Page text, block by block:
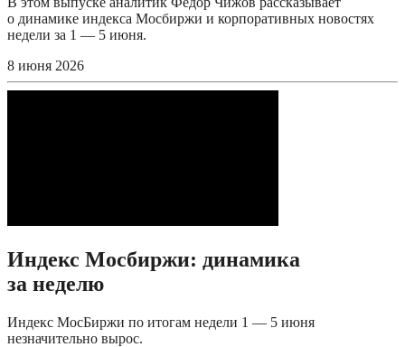
о динамике индекса Мосбиржи и корпоративных новостях
недели за 1 — 5 июня.
8 июня 2026
Индекс Мосбиржи: динамика
за неделю
Индекс МосБиржи по итогам недели 1 — 5 июня
незначительно вырос.